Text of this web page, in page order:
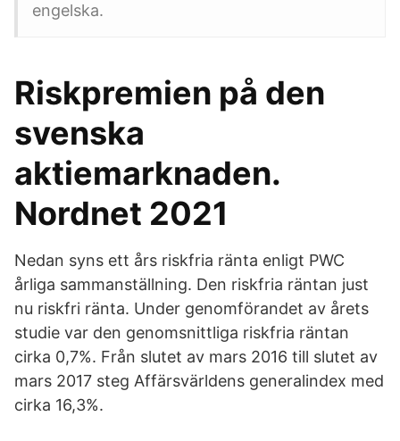
engelska.
Riskpremien på den
svenska
aktiemarknaden.
Nordnet 2021
Nedan syns ett års riskfria ränta enligt PWC
årliga sammanställning. Den riskfria räntan just
nu riskfri ränta. Under genomförandet av årets
studie var den genomsnittliga riskfria räntan
cirka 0,7%. Från slutet av mars 2016 till slutet av
mars 2017 steg Affärsvärldens generalindex med
cirka 16,3%.